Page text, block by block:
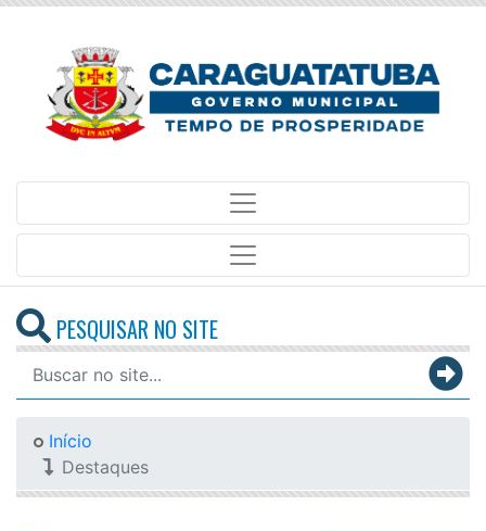
PESQUISAR NO SITE
Início
Destaques